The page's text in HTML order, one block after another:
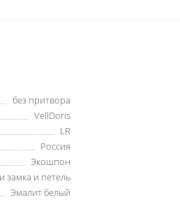
без притвора
VellDoris
LR
Россия
Экошпон
замка и петель
Эмалит белый